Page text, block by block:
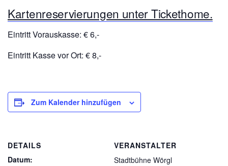
Kartenreservierungen unter Tickethome.
Eintritt Vorauskasse: € 6,-
Eintritt Kasse vor Ort: € 8,-
Zum Kalender hinzufügen
DETAILS
Datum:
VERANSTALTER
Stadtbühne Wörgl